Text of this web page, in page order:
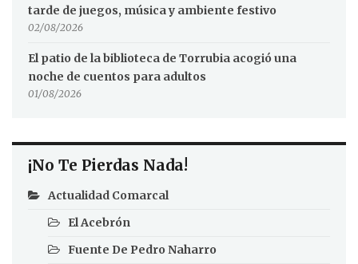
tarde de juegos, música y ambiente festivo
02/08/2026
El patio de la biblioteca de Torrubia acogió una
noche de cuentos para adultos
01/08/2026
¡No Te Pierdas Nada!
Actualidad Comarcal
El Acebrón
Fuente De Pedro Naharro